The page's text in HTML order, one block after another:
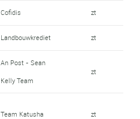
Cofidis zt
Landbouwkrediet zt
An Post - Sean
Kelly Team
zt
Team Katusha zt